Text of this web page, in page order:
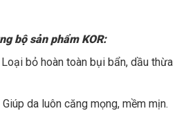
bộ sản phẩm KOR:
Loại bỏ hoàn toàn bụi bẩn, dầu thừa
Giúp da luôn căng mọng, mềm mịn.